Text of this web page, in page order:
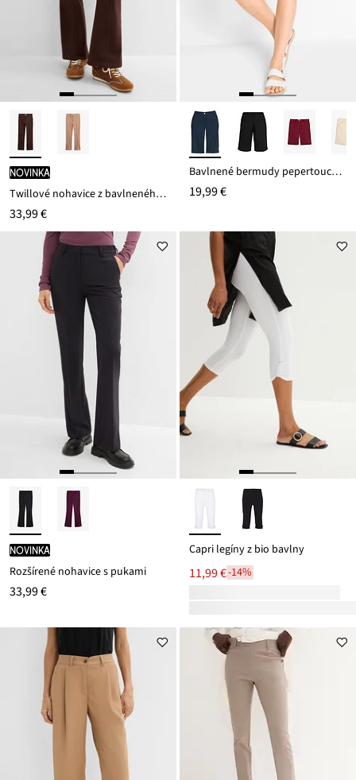
novinka
Twillové nohavice z bavlneného streču
33,99 €
Bavlnené bermudy pepertouch z bavlneného mixu
19,99 €
novinka
Rozšírené nohavice s pukami
33,99 €
Capri legíny z bio bavlny
11,99 €-14%